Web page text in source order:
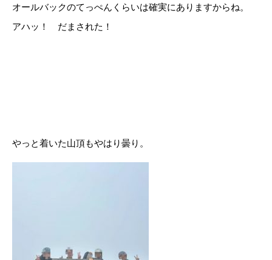
オールバックのてっぺんくらいは確実にありますからね。
アハッ！ だまされた！
やっと着いた山頂もやはり曇り。